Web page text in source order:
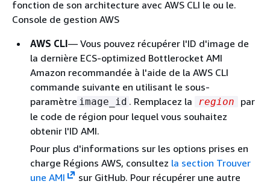
fonction de son architecture avec AWS CLI le ou le.
Console de gestion AWS
AWS CLI— Vous pouvez récupérer l'ID d'image de
la dernière ECS-optimized Bottlerocket AMI
Amazon recommandée à l'aide de la AWS CLI
commande suivante en utilisant le sous-
paramètre image_id . Remplacez la region
par
le code de région pour lequel vous souhaitez
obtenir l'ID AMI.
Pour plus d'informations sur les options prises en
charge Régions AWS, consultez la section Trouver
une AMI
sur GitHub. Pour récupérer une autre